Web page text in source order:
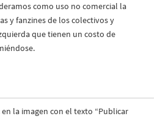
como uso no comercial la
y fanzines de los colectivos y
que tienen un costo de
en la imagen con el texto “Publicar